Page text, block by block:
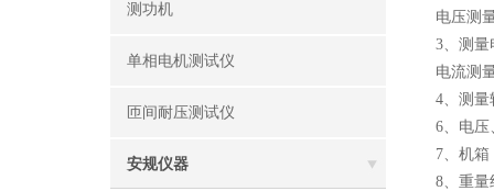
测功机
单相电机测试仪
匝间耐压测试仪
安规仪器
电压测
3、测量
电流测
4、测量
6、电压
7、机箱
8、重量